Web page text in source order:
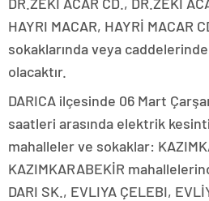
HAYRI MACAR, HAYRİ MACAR
sokaklarında veya
olacaktır.
DARICA ilçesinde 06 Mart
saatleri arasında elektrik
mahalleler ve sokaklar:
KAZIMKARABEKİR
DARI SK., EVLIYA ÇELEBI,